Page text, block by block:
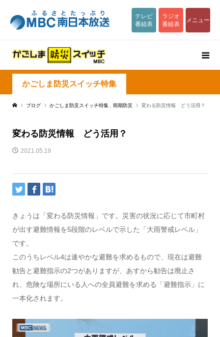
テレビ
番組表
ラジオ
番組表
メニュー
かごしま防災スイッチ特集
ブログ かごしま防災スイッチ特集 雨期防災 変わる防災情報 どう活用？
変わる防災情報 どう活用？
2021.05.19
きょうは「変わる防災情報」です。災害の状況に応じて市町村
が出す避難情報を5段階のレベルで示した「大雨警戒レベル」
です。
このうちレベル4は速やかな避難を求めるもので、現在は避難
勧告と避難指示の2つがありますが、あすから勧告は廃止さ
れ、危険な場所にいる人への全員避難を求める「避難指示」に
一本化されます。